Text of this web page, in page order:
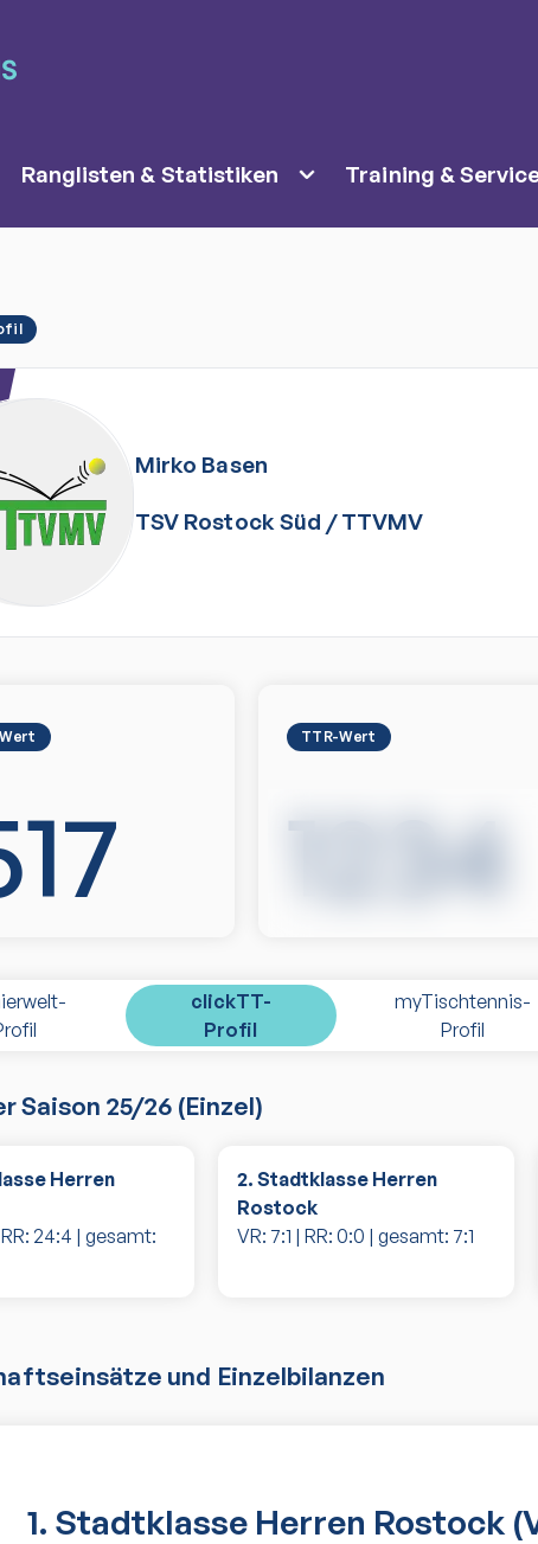
Ranglisten & Statistiken Training &
Mirko Basen
TSV Rostock Süd /TTVMV
TTR-Wert
1234
clickTT-
Profil
myTischtennis-
Profil
Saison 25/26 (Einzel)
Herren
24:4 | gesamt:
2. Stadtklasse Herren
Rostock
VR: 7:1 | RR: 0:0 | gesamt: 7:1
und Einzelbilanzen
1. Stadtklasse Herren Rostock